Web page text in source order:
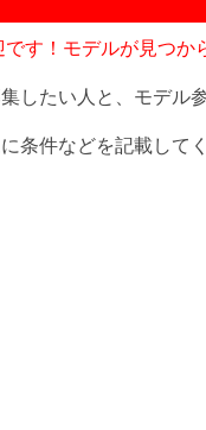
す！モデルが見つか
したい人と、モデル
条件などを記載して